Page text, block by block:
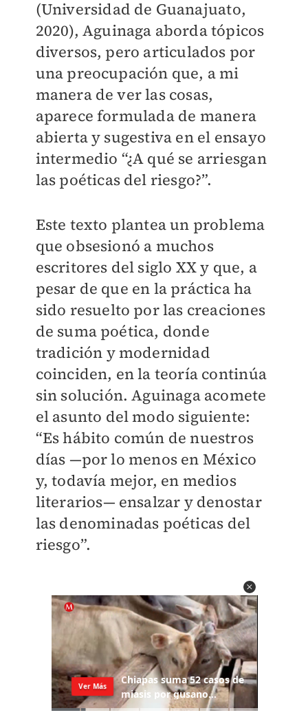
(Universidad de Guanajuato,
2020), Aguinaga aborda tópicos
diversos, pero articulados por
una preocupación que, a mi
manera de ver las cosas,
aparece formulada de manera
abierta y sugestiva en el ensayo
intermedio “¿A qué se arriesgan
las poéticas del riesgo?”.
Este texto plantea un problema
que obsesionó a muchos
escritores del siglo XX y que, a
pesar de que en la práctica ha
sido resuelto por las creaciones
de suma poética, donde
tradición y modernidad
coinciden, en la teoría continúa
sin solución. Aguinaga acomete
el asunto del modo siguiente:
“Es hábito común de nuestros
días —por lo menos en México
y, todavía mejor, en medios
literarios— ensalzar y denostar
las denominadas poéticas del
riesgo”.